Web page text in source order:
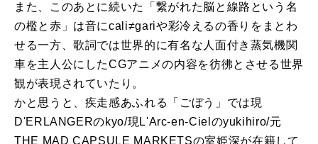
また、このあとに続いた「繋がれた脳と線路という名
の檻と赤」は音にcali≠gariや彩冷えるの香りをまとわ
せる一方、歌詞では世界的に有名な人面付き蒸気機関
車を主人公にしたCGアニメの内容を彷彿とさせる世界
観が表現されていたり。
かと思うと、疾走感あふれる「ごぼう」では現
D'ERLANGERのkyo/現L'Arc-en-Cielのyukihiro/元
THE MAD CAPSULE MARKETSの室姫深が在籍して